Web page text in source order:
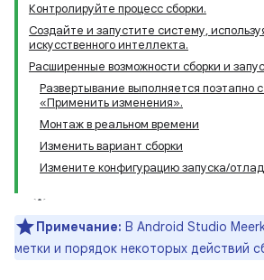
Контролируйте процесс сборки.
Создайте и запустите систему,
искусственного интеллекта.
Расширенные возможности сборки и
Развертывание выполняется поэтапно
«Применить изменения».
Монтаж в реальном времени
Изменить вариант сборки
Измените конфигурацию запуска/
Примечание: В Android Studio
метки и порядок некоторых действий